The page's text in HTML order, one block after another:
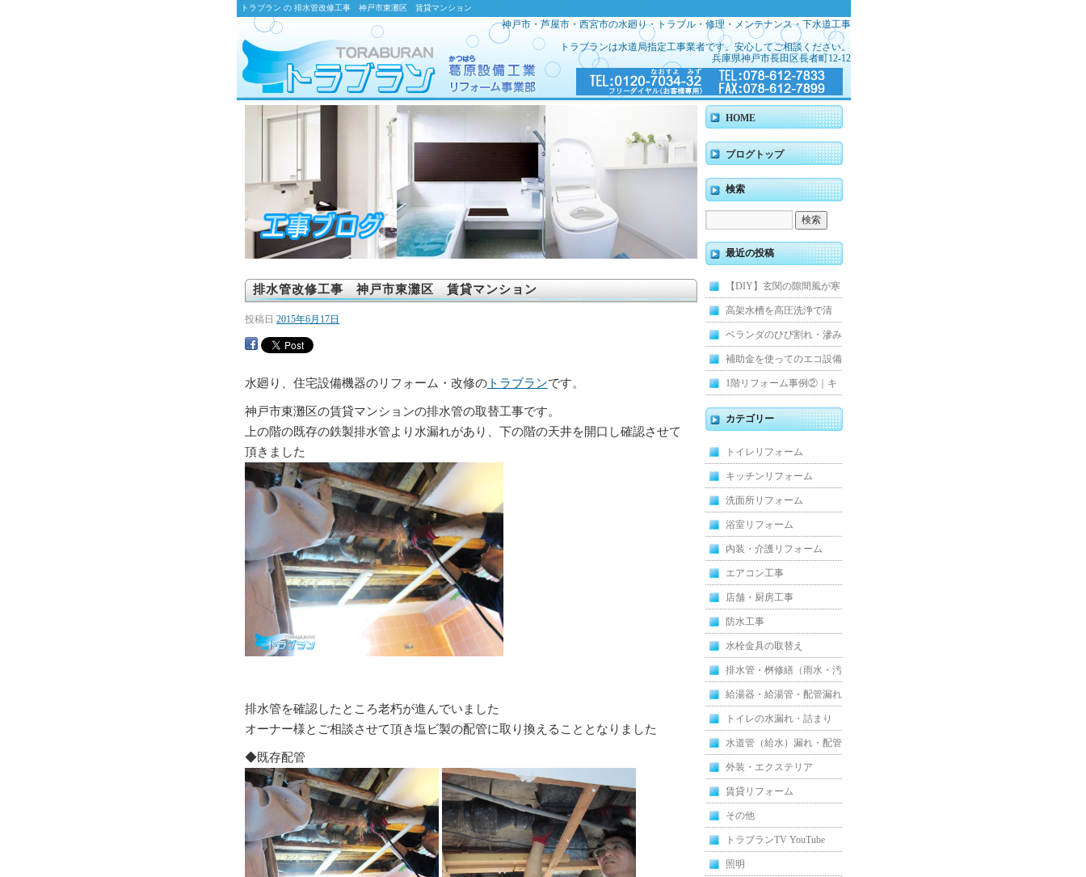
トラブラン の 排水管改修工事 神戸市東灘区 賃貸マンション
神戸市・芦屋市・西宮市の水廻り・トラブル・修理・メンテナンス・下水道工事
トラブランは水道局指定工事業者です。安心してご相談ください。
兵庫県神戸市長田区長者町12-12
排水管改修工事 神戸市東灘区 賃貸マンション
投稿日 2015年6月17日
水廻り、住宅設備機器のリフォーム・改修の トラブランです。
神戸市東灘区の賃貸マンションの排水管の取替工事です。
上の階の既存の鉄製排水管より水漏れがあり、下の階の天井を開口し確認させて
頂きました
排水管を確認したところ老朽が進んでいました
オーナー様とご相談させて頂き塩ビ製の配管に取り換えることとなりました
◆既存配管
HOME
ブログトップ
検索
最近の投稿
【DIY】玄関の隙間風が寒
くて断熱ドアに交換しまし
た
高架水槽を高圧洗浄で清
掃！衛生的な給水環境を維
持｜施工事例
ベランダのひび割れ・滲み
を解消！賃貸マンション防
水工事
補助金を使ってのエコ設備
住宅リフォーム
1階リフォーム事例②｜キ
ッチン・床・収納を一新
し、扉新設で動線を整えた
全面改修
カテゴリー
トイレリフォーム
キッチンリフォーム
洗面所リフォーム
浴室リフォーム
内装・介護リフォーム
エアコン工事
店舗・厨房工事
防水工事
水栓金具の取替え
排水管・桝修繕（雨水・汚
水）
給湯器・給湯管・配管漏れ
トイレの水漏れ・詰まり
水道管（給水）漏れ・配管
外装・エクステリア
賃貸リフォーム
その他
トラブランTV YouTube
照明